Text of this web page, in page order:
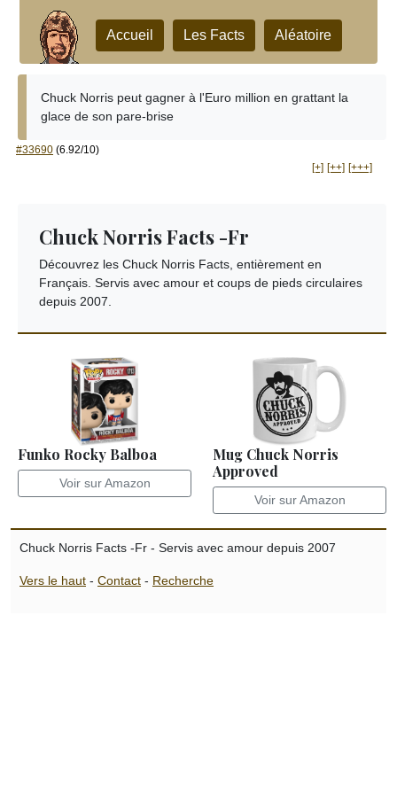
Accueil Les Facts Aléatoire
Chuck Norris peut gagner à l'Euro million en grattant la
glace de son pare-brise
#33690 (6.92/10)
[+] [++] [+++]
Chuck Norris Facts -Fr
Découvrez les Chuck Norris Facts, entièrement en
Français. Servis avec amour et coups de pieds circulaires
depuis 2007.
Funko Rocky Balboa
Voir sur Amazon
Mug Chuck Norris
Approved
Voir sur Amazon
Chuck Norris Facts -Fr - Servis avec amour depuis 2007
Vers le haut - Contact - Recherche